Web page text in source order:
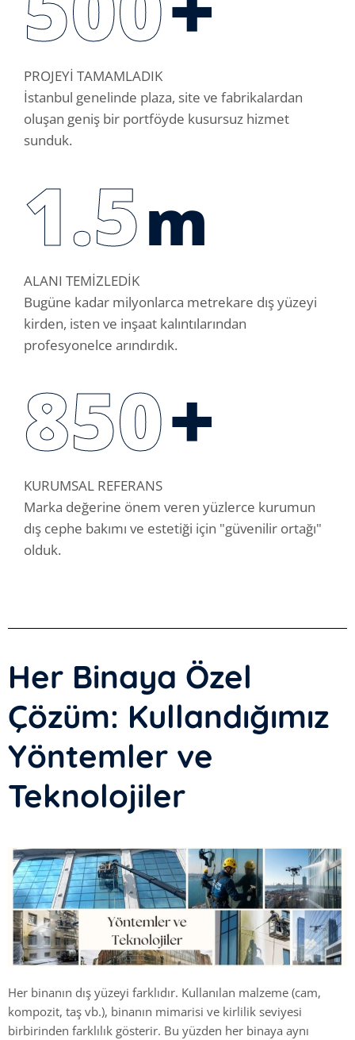
PROJEYİ TAMAMLADIK
İstanbul genelinde plaza, site ve fabrikalardan
oluşan geniş bir portföyde kusursuz hizmet
sunduk.
1.5m
ALANI TEMİZLEDİK
Bugüne kadar milyonlarca metrekare dış yüzeyi
kirden, isten ve inşaat kalıntılarından
profesyonelce arındırdık.
850+
KURUMSAL REFERANS
Marka değerine önem veren yüzlerce kurumun
dış cephe bakımı ve estetiği için "güvenilir ortağı"
olduk.
Her Binaya Özel
Çözüm: Kullandığımız
Yöntemler ve
Teknolojiler
Her binanın dış yüzeyi farklıdır. Kullanılan malzeme (cam,
kompozit, taş vb.), binanın mimarisi ve kirlilik seviyesi
birbirinden farklılık gösterir. Bu yüzden her binaya aynı